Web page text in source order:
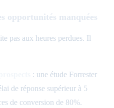
opportunités manquées
pas aux heures perdues. Il
: une étude Forrester
de réponse supérieur à 5
de conversion de 80%.